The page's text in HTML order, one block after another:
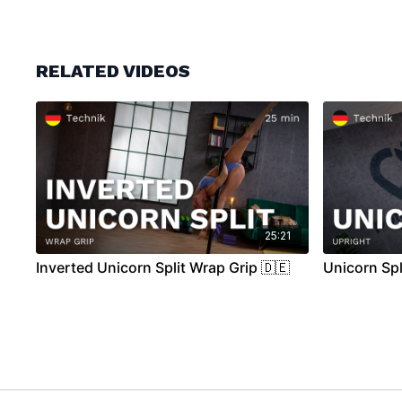
RELATED VIDEOS
25:21
Inverted Unicorn Split Wrap Grip 🇩🇪 Unicorn